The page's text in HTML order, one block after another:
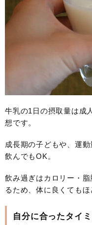
牛乳の1日の摂取量は成
想です。
成長期の子どもや、運
飲んでもOK。
飲み過ぎはカロリー・
るため、体に良くてもほ
自分に合ったタイ